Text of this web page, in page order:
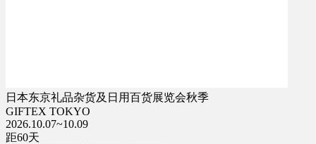
日本东京礼品杂货及日用百货展览会秋季
GIFTEX TOKYO
2026.10.07~10.09
距60天